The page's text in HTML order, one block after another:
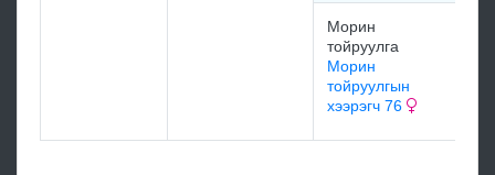
Морин
тойруулга
Морин
тойруулгын
хээрэгч 76